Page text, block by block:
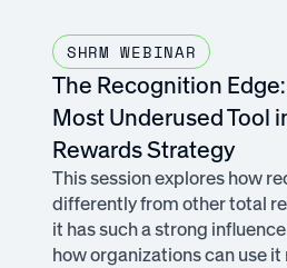
SHRM WEBINAR
The Recognition
Most Underused Tool
Rewards Strategy
This session explores how
differently from other total
it has such a strong
how organizations can use